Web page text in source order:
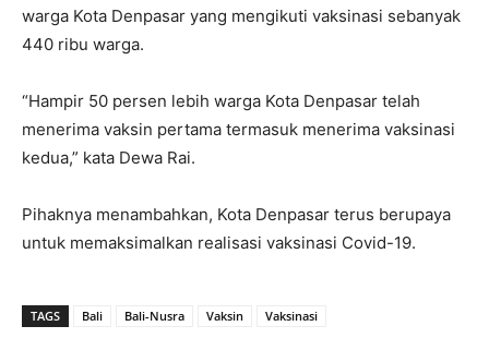
warga Kota Denpasar yang mengikuti vaksinasi sebanyak
440 ribu warga.
“Hampir 50 persen lebih warga Kota Denpasar telah
menerima vaksin pertama termasuk menerima vaksinasi
kedua,” kata Dewa Rai.
Pihaknya menambahkan, Kota Denpasar terus berupaya
untuk memaksimalkan realisasi vaksinasi Covid-19.
TAGS Bali Bali-Nusra Vaksin Vaksinasi